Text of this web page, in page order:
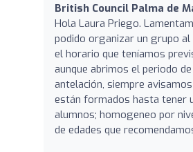
British Council Palma de
Hola Laura Priego.
podido organizar un grupo al
el horario que teníamos
aunque abrimos el periodo
antelación, siempre
están formados hasta tener
alumnos; homogeneo por
de edades que